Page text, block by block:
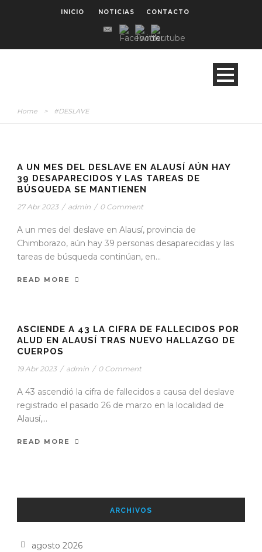
INICIO NOTICIAS CONTACTO
Home > #DESLAVE
A UN MES DEL DESLAVE EN ALAUSÍ AÚN HAY
39 DESAPARECIDOS Y LAS TAREAS DE
BÚSQUEDA SE MANTIENEN
27 Abr 2023 / admin / 0 Comment
A un mes del deslave en Alausí, provincia de
Chimborazo, aún hay 39 personas desaparecidas y las
tareas de búsqueda continúan, en...
READ MORE
ASCIENDE A 43 LA CIFRA DE FALLECIDOS POR
ALUD EN ALAUSÍ TRAS NUEVO HALLAZGO DE
CUERPOS
19 Abr 2023 / admin / 0 Comment
A 43 ascendió la cifra de fallecidos a causa del deslave
registrado el pasado 26 de marzo en la localidad de
Alausí,...
READ MORE
ARCHIVOS
agosto 2026